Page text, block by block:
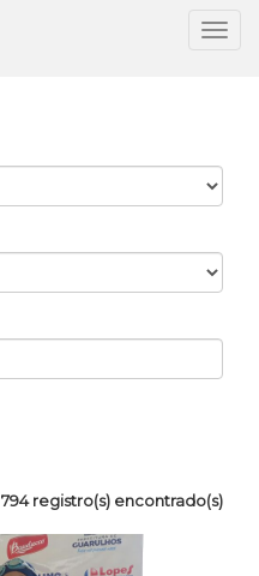
794 registro(s) encontrado(s)